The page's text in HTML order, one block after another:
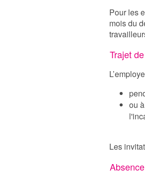
Pour les
mois du
Trajet
ou
Les